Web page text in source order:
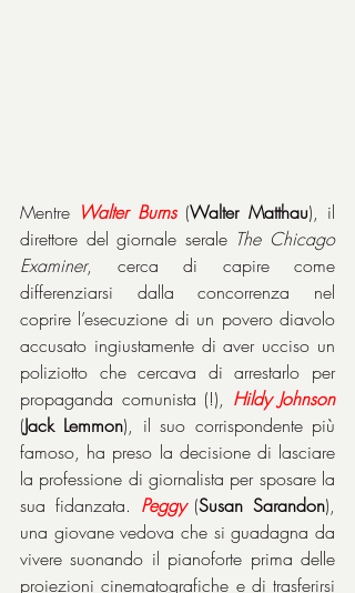
Mentre Walter Burns (Walter Matthau), il
direttore del giornale serale The Chicago
Examiner, cerca di capire come
differenziarsi dalla concorrenza nel
coprire l’esecuzione di un povero diavolo
accusato ingiustamente di aver ucciso un
poliziotto che cercava di arrestarlo per
propaganda comunista (!), Hildy Johnson
(Jack Lemmon), il suo corrispondente più
famoso, ha preso la decisione di lasciare
la professione di giornalista per sposare la
sua fidanzata. Peggy (Susan Sarandon),
una giovane vedova che si guadagna da
vivere suonando il pianoforte prima delle
proiezioni cinematografiche e di trasferirsi